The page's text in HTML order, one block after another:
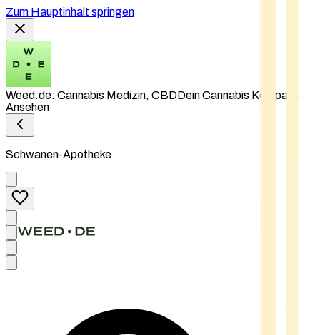
Zum Hauptinhalt springen
Weed.de: Cannabis Medizin, CBDDein Cannabis Kompass
Ansehen
Schwanen-Apotheke